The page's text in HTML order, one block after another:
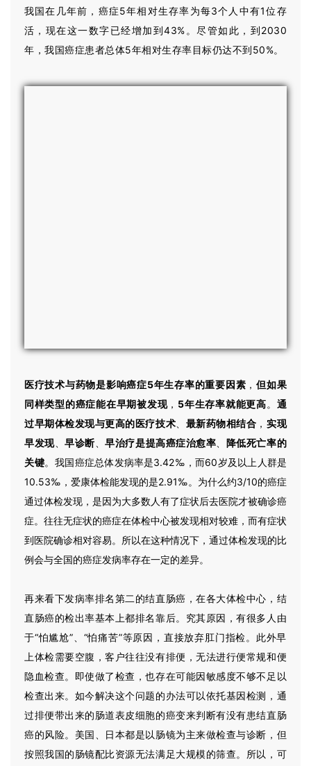
我国在几年前，癌症5年相对生存率为每3个人中有1位存
活，现在这一数字已经增加到43%。尽管如此，到2030
年，我国癌症患者总体5年相对生存率目标仍达不到50%。
医疗技术与药物是影响癌症5年生存率的重要因素 ，但如果
同样类型的癌症能在早期被发现， 5年生存率就能更高。 通
过早期体检发现与更高的医疗技术
最新药物相结合 ， 实现
早发现、早诊断 、早治疗是提高癌症治愈率
降低死亡率的
关键。我国癌症总体发病率是3.42‰，而60岁及以上人群是
10.53‰，爱康体检能发现的是2.91‰。为什么约3/10的癌症
通过体检发现，是因为大多数人有了症状后去医院才被确诊癌
症。往往无症状的癌症在体检中心被发现相对较难，而有症状
到医院确诊相对容易。所以在这种情况下，通过体检发现的比
例会与全国的癌症发病率存在一定的差异。
再来看下发病率排名第二的结直肠癌，在各大体检中心，结
直肠癌的检出率基本上都排名靠后。究其原因，有很多人由
于“怕尴尬”、“怕痛苦”等原因，直接放弃肛门指检。此外早
上体检需要空腹，客户往往没有排便，无法进行便常规和便
隐血检查。即使做了检查，也存在可能因敏感度不够不足以
检查出来。如今解决这个问题的办法可以依托基因检测，通
过排便带出来的肠道表皮细胞的癌变来判断有没有患结直肠
癌的风险。美国、日本都是以肠镜为主来做检查与诊断，但
按照我国的肠镜配比资源无法满足大规模的筛查。所以，可